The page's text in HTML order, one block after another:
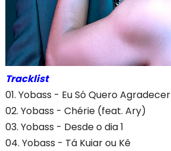
Tracklist
01. Yobass - Eu Só Quero Agradecer
02. Yobass - Chérie (feat. Ary)
03. Yobass - Desde o dia 1
04. Yobass - Tá Kuiar ou Kê